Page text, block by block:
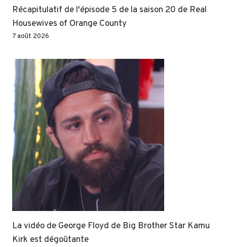
Récapitulatif de l'épisode 5 de la saison 20 de Real
Housewives of Orange County
7 août 2026
La vidéo de George Floyd de Big Brother Star Kamu
Kirk est dégoûtante